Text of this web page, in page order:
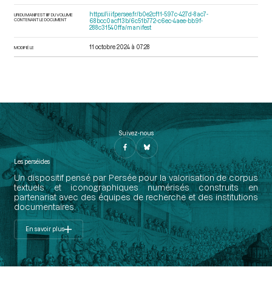
URI DU MANIFEST IIIF DU VOLUME
CONTENANT LE DOCUMENT
https://iiif.persee.fr/b0e2cf11-597c-427d-8ac7-
68bcc0acf13b/6c51b772-c6ec-4aee-bb9f-
288c31540ffa/manifest
MODIFIÉ LE 11 octobre 2024 à 07:28
Suivez-nous
Les perséides
Un dispositif pensé par Persée pour la valorisation de corpus
textuels et iconographiques numérisés construits en
partenariat avec des équipes de recherche et des institutions
documentaires.
En savoir plus